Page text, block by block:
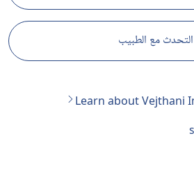
التحدث مع الطبيب
Learn about Vejthani